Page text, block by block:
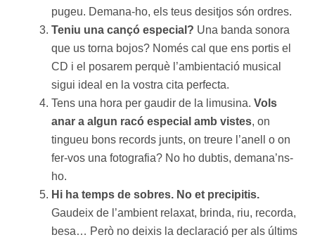
pugeu. Demana-ho, els teus desitjos són ordres.
Teniu una cançó especial? Una banda sonora
que us torna bojos? Només cal que ens portis el
CD i el posarem perquè l’ambientació musical
sigui ideal en la vostra cita perfecta.
Tens una hora per gaudir de la limusina. Vols
anar a algun racó especial amb vistes, on
tingueu bons records junts, on treure l’anell o on
fer-vos una fotografia? No ho dubtis, demana’ns-
ho.
Hi ha temps de sobres. No et precipitis.
Gaudeix de l’ambient relaxat, brinda, riu, recorda,
besa… Però no deixis la declaració per als últims